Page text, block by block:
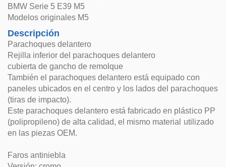
BMW Serie 5 E39 M5
Modelos originales M5
Descripción
Parachoques delantero
Rejilla inferior del parachoques delantero
cubierta de gancho de remolque
También el parachoques delantero está equipado con
paneles ubicados en el centro y los lados del parachoques
(tiras de impacto).
Este parachoques delantero está fabricado en plástico PP
(polipropileno) de alta calidad, el mismo material utilizado
en las piezas OEM.
Faros antiniebla